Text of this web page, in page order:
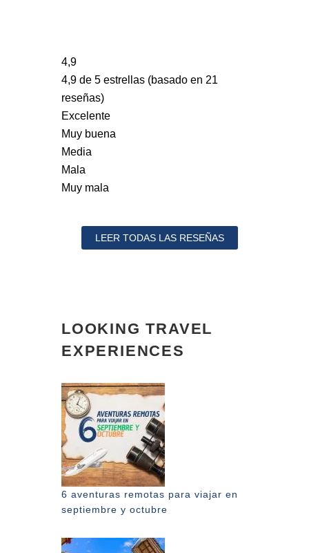
4,9
4,9 de 5 estrellas (basado en 21
reseñas)
Excelente
Muy buena
Media
Mala
Muy mala
LEER TODAS LAS RESEÑAS
LOOKING TRAVEL
EXPERIENCES
6 aventuras remotas para viajar en
septiembre y octubre